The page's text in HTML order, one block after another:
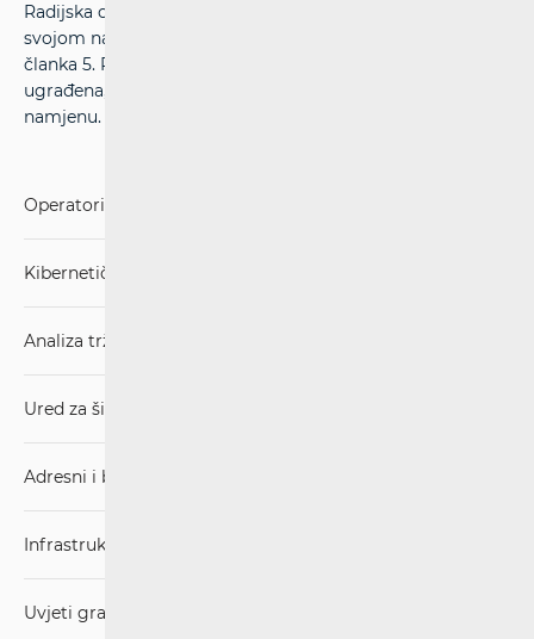
Radijska oprema može se staviti u pogon u skladu sa
svojom namjenom ako udovoljava bitnim zahtjevima iz
članka 5. Pravilnika o radijskoj opremi te je pravilno
ugrađena, održavana i upotrebljava se za svoju predviđenu
namjenu.
Operatori i usluge
Kibernetička sigurnost
Analiza tržišta
Ured za širokopojasnost (BCO)
Adresni i brojevni prostor
Infrastruktura
Uvjeti gradnje